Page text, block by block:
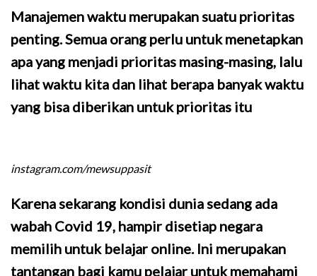
Manajemen waktu merupakan suatu prioritas
penting. Semua orang perlu untuk menetapkan
apa yang menjadi prioritas masing-masing, lalu
lihat waktu kita dan lihat berapa banyak waktu
yang bisa diberikan untuk prioritas itu
instagram.com/mewsuppasit
Karena sekarang kondisi dunia sedang ada
wabah Covid 19, hampir disetiap negara
memilih untuk belajar online. Ini merupakan
tantangan bagi kamu pelajar untuk memahami